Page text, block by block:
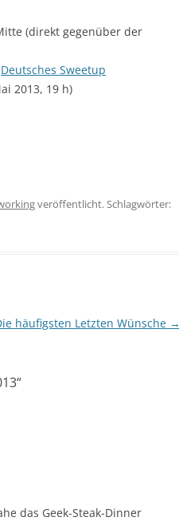
(direkt gegenüber der
Deutsches Sweetup
2013, 19 h)
veröffentlicht. Schlagwörter:
häufigsten Letzten Wünsche →
“
das Geek-Steak-Dinner